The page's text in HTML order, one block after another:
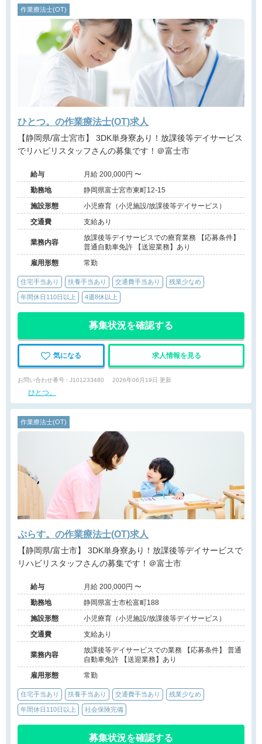
作業療法士(OT)
ひとつ。の作業療法士(OT)求人
【静岡県/富士宮市】 3DK単身寮あり！放課後等デイサービス
でリハビリスタッフさんの募集です！＠富士市
給与
月給 200,000円 〜
勤務地
静岡県富士宮市東町12-15
施設形態
小児療育（小児施設/放課後等デイサービス）
交通費
支給あり
業務内容
放課後等デイサービスでの療育業務 【応募条件】
普通自動車免許 【送迎業務】あり
雇用形態
常勤
住宅手当あり 扶養手当あり 交通費手当あり 残業少なめ
年間休日110日以上 4週8休以上
募集状況を確認する
気になる 求人情報を見る
お問い合わせ番号 : J101233480 2026年06月19日 更新
ひとつ。
作業療法士(OT)
ぷらす。の作業療法士(OT)求人
【静岡県/富士市】 3DK単身寮あり！放課後等デイサービスで
リハビリスタッフさんの募集です！＠富士市
給与
月給 200,000円 〜
勤務地
静岡県富士市松富町188
施設形態
小児療育（小児施設/放課後等デイサービス）
交通費
支給あり
業務内容
放課後等デイサービスでの業務 【応募条件】 普通
自動車免許 【送迎業務】あり
雇用形態
常勤
住宅手当あり 扶養手当あり 交通費手当あり 残業少なめ
年間休日110日以上 社会保険完備
募集状況を確認する